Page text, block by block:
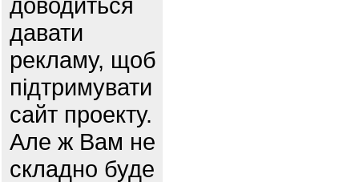
давати
рекламу, щоб
підтримувати
сайт проекту.
Але ж Вам не
складно буде